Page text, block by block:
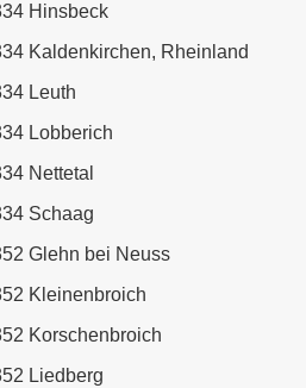
Hinsbeck
Kaldenkirchen, Rheinland
Leuth
Lobberich
Nettetal
Schaag
Glehn bei Neuss
Kleinenbroich
Korschenbroich
Liedberg